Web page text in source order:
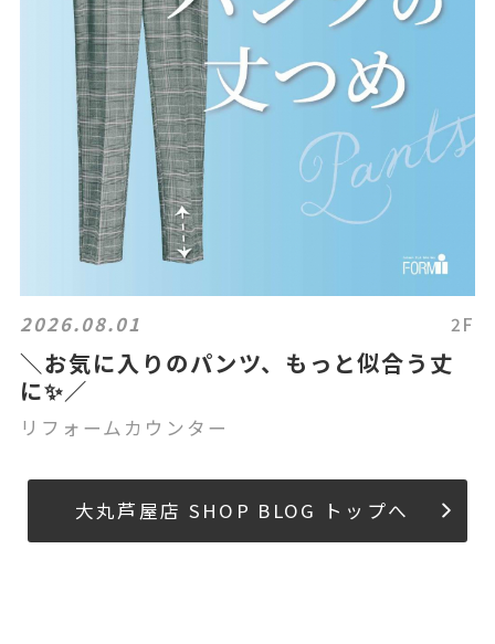
2026.08.01 2F
＼お気に入りのパンツ、もっと似合う丈
に✨／
リフォームカウンター
大丸芦屋店 SHOP BLOG トップへ